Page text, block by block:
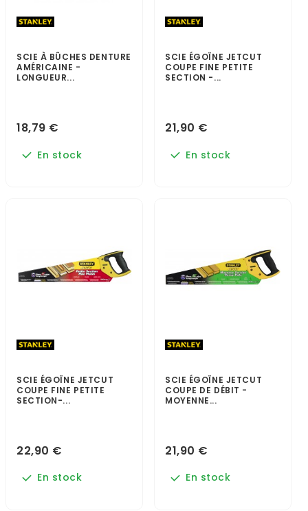
SCIE À BÛCHES DENTURE
AMÉRICAINE -
LONGUEUR...
18,79 €
En stock
SCIE ÉGOÏNE JETCUT
COUPE FINE PETITE
SECTION -...
21,90 €
En stock
SCIE ÉGOÏNE JETCUT
COUPE FINE PETITE
SECTION-...
22,90 €
En stock
SCIE ÉGOÏNE JETCUT
COUPE DE DÉBIT -
MOYENNE...
21,90 €
En stock